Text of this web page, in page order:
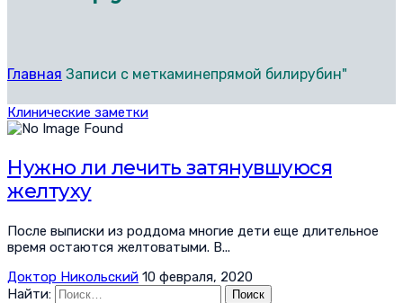
Главная Записи с меткаминепрямой билирубин"
Клинические заметки
Нужно ли лечить затянувшуюся
желтуху
После выписки из роддома многие дети еще длительное
время остаются желтоватыми. В...
Доктор Никольский 10 февраля, 2020
Найти: